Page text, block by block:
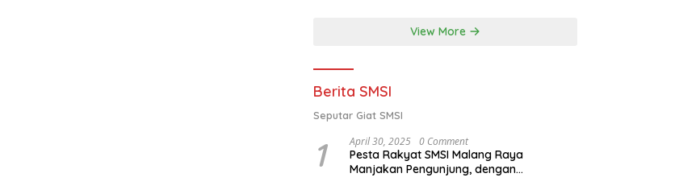
View More
Berita SMSI
Seputar Giat SMSI
1 April 30, 2025 0 Comment
Pesta Rakyat SMSI Malang Raya
Manjakan Pengunjung, dengan